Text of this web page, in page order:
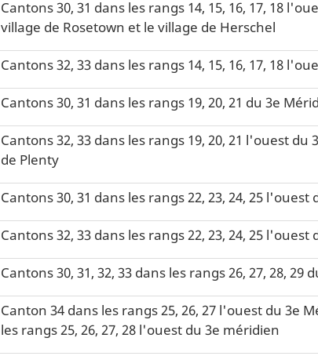
Cantons 30, 31 dans les rangs 14, 15, 16, 17, 18
village de Rosetown et le village de Herschel
Cantons 32, 33 dans les rangs 14, 15, 16, 17, 18
Cantons 30, 31 dans les rangs 19, 20, 21 du 3e
Cantons 32, 33 dans les rangs 19, 20, 21 l'ouest
de Plenty
Cantons 30, 31 dans les rangs 22, 23, 24, 25 l'ouest
Cantons 32, 33 dans les rangs 22, 23, 24, 25 l'ouest
Cantons 30, 31, 32, 33 dans les rangs 26, 27, 28, 29
Canton 34 dans les rangs 25, 26, 27 l'ouest du 3e
les rangs 25, 26, 27, 28 l'ouest du 3e méridien